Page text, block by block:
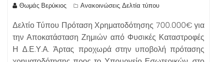
Θωμάς Βερύκιος Ανακοινώσεις, Δελτία τύπου
Δελτίο Τύπου Πρόταση Χρηματοδότησης 700.000€ για
την Αποκατάσταση Ζημιών από Φυσικές Καταστροφές
Η Δ.Ε.Υ.Α. Άρτας προχωρά στην υποβολή πρότασης